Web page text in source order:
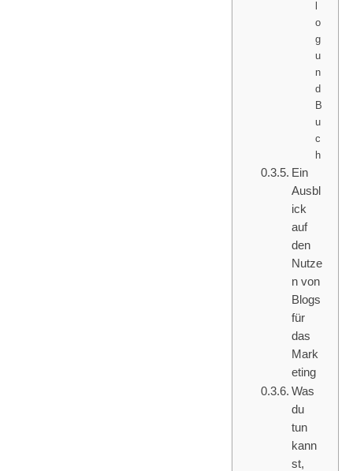
o
g
u
n
d
B
u
c
h
Ein
Ausbl
ick
auf
den
Nutze
n von
Blogs
für
das
Mark
eting
Was
du
tun
kann
st,